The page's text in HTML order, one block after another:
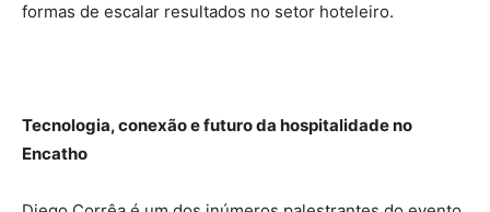
formas de escalar resultados no setor hoteleiro.
Tecnologia, conexão e futuro da hospitalidade no
Encatho